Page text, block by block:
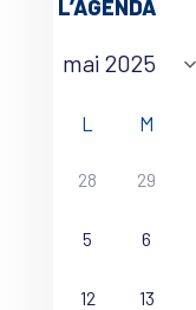
L’AGENDA
L M
28 29
5 6
12 13